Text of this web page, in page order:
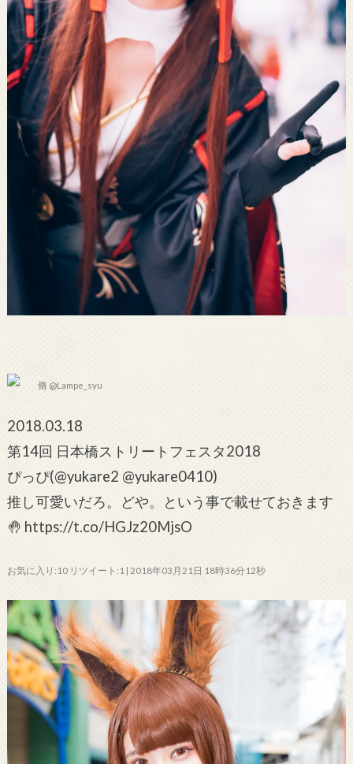
脩 @Lampe_syu
2018.03.18
第14回 日本橋ストリートフェスタ2018
ぴっぴ(@yukare2 @yukare0410)
推し可愛いだろ。どや。という事で載せておきます
🤚 https://t.co/HGJz20MjsO
お気に入り:10 リツイート:1 | 2018年03月21日 18時36分12秒